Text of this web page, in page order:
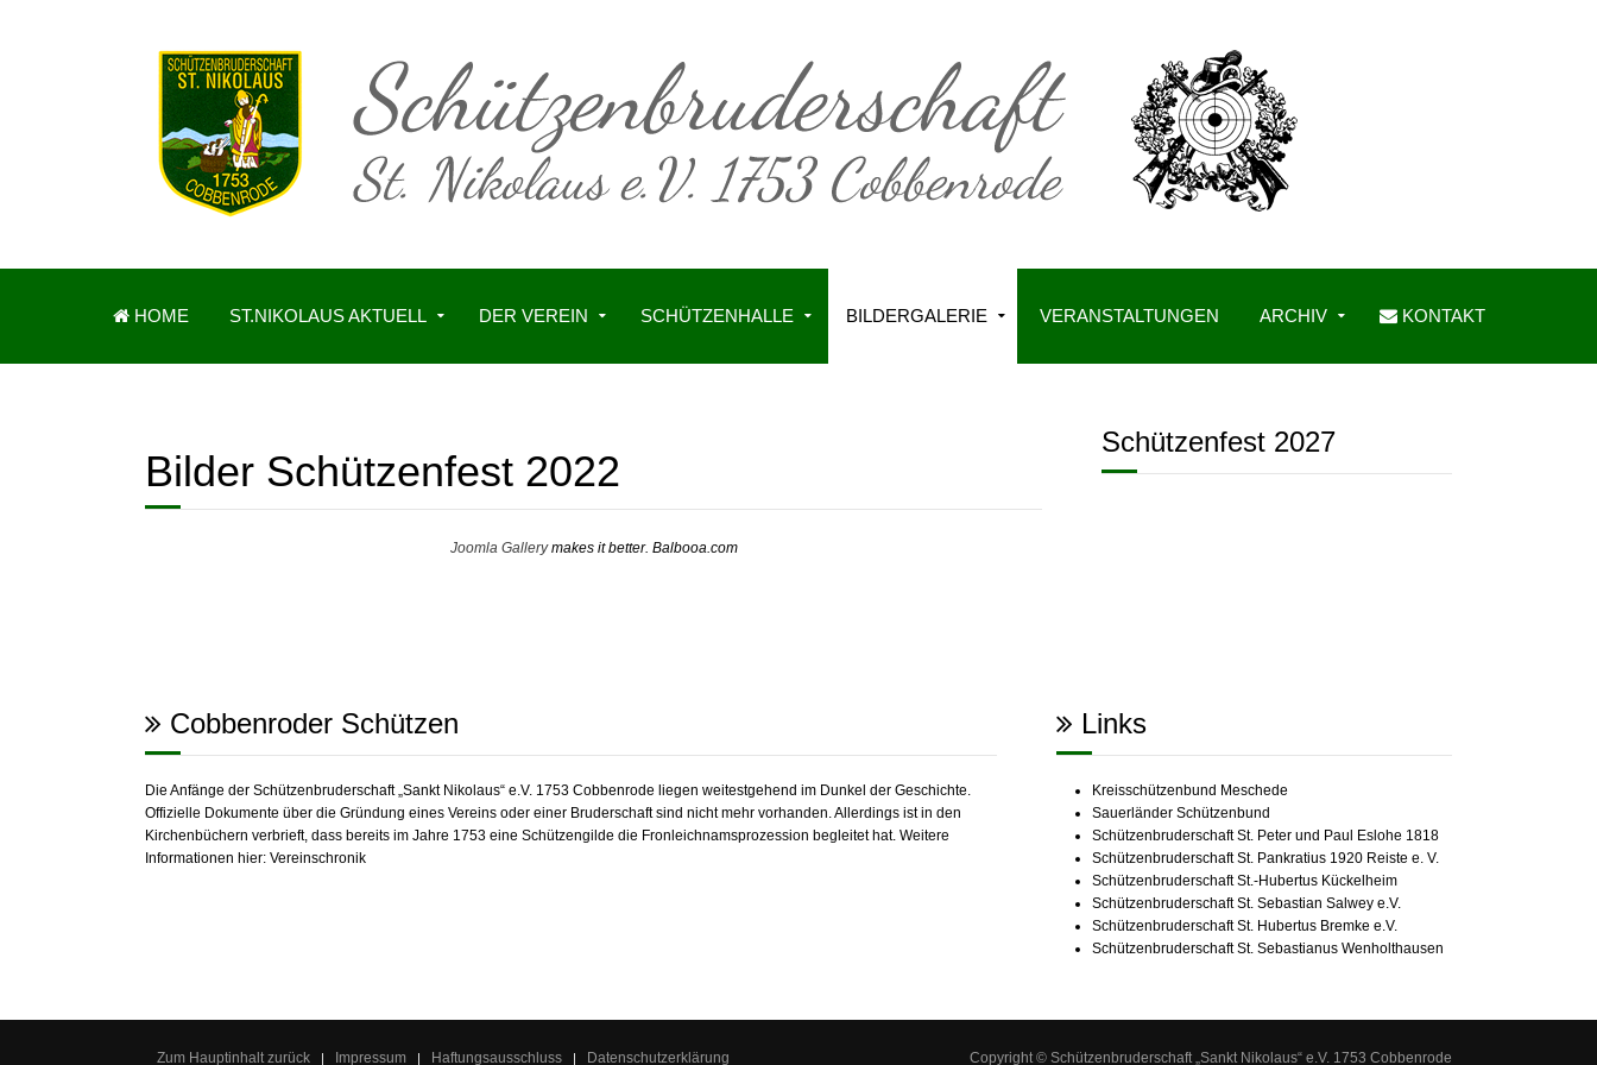
HOME ST.NIKOLAUS AKTUELL DER VEREIN SCHÜTZENHALLE BILDERGALERIE VERANSTALTUNGEN ARCHIV KONTAKT
Bilder Schützenfest 2022
Joomla Gallerymakes it better. Balbooa.com
Schützenfest 2027
Cobbenroder Schützen
Die Anfänge der Schützenbruderschaft „Sankt Nikolaus“ e.V. 1753 Cobbenrode liegen weitestgehend im Dunkel der Geschichte.
Offizielle Dokumente über die Gründung eines Vereins oder einer Bruderschaft sind nicht mehr vorhanden. Allerdings ist in den
Kirchenbüchern verbrieft, dass bereits im Jahre 1753 eine Schützengilde die Fronleichnamsprozession begleitet hat. Weitere
Informationen hier: Vereinschronik
Links
Kreisschützenbund Meschede
Sauerländer Schützenbund
Schützenbruderschaft St. Peter und Paul Eslohe 1818
Schützenbruderschaft St. Pankratius 1920 Reiste e. V.
Schützenbruderschaft St.-Hubertus Kückelheim
Schützenbruderschaft St. Sebastian Salwey e.V.
Schützenbruderschaft St. Hubertus Bremke e.V.
Schützenbruderschaft St. Sebastianus Wenholthausen
Zum Hauptinhalt zurück Impressum Haftungsausschluss Datenschutzerklärung Copyright © Schützenbruderschaft „Sankt Nikolaus“ e.V. 1753 Cobbenrode